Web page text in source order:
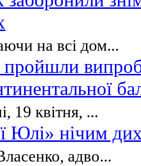
на всі дом...
пройшли
19 квітня, ...
Юлі» нічим
адво...